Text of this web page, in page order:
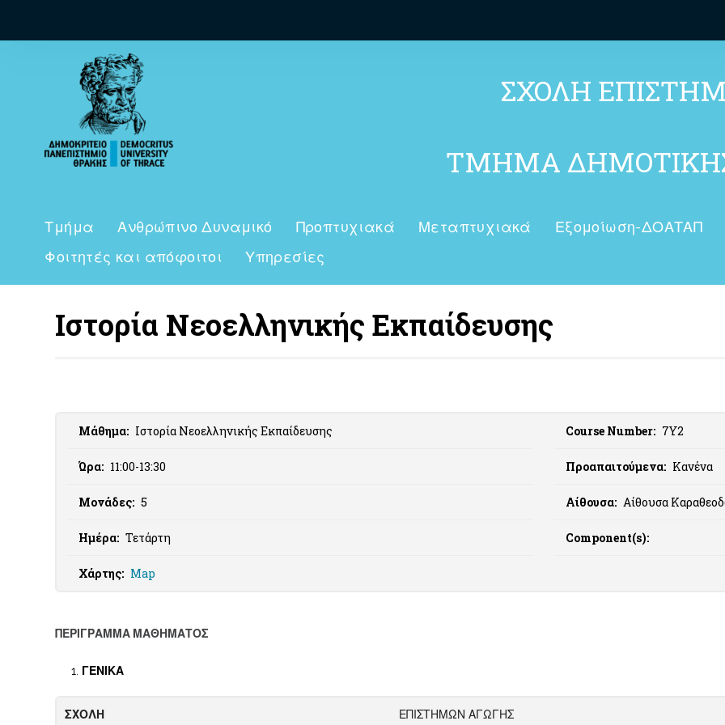
ΣΧΟΛΗ
ΤΜΗΜΑ
Τμήμα Ανθρώπινο Δυναμικό Προπτυχιακά Μεταπτυχιακά
Εξομοίωση-ΔΟΑΤΑΠ
Φοιτητές και απόφοιτοι
Υπηρεσίες
Ιστορία Νεοελληνικής Εκπαίδευσης
Μάθημα: Ιστορία Νεοελληνικής Εκπαίδευσης Course Number: 7Υ2
Ώρα: 11:00-13:30 Προαπαιτούμενα: Κανένα
Μονάδες: 5 Αίθουσα: Αίθουσα
Ημέρα: Τετάρτη Component(s):
Χάρτης: Map
ΠΕΡΙΓΡΑΜΜΑ ΜΑΘΗΜΑΤΟΣ
ΓΕΝΙΚΑ
ΣΧΟΛΗ ΕΠΙΣΤΗΜΩΝ ΑΓΩΓΗΣ